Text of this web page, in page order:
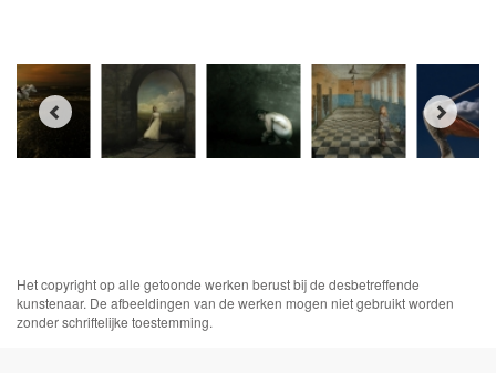
Het copyright op alle getoonde werken berust bij de desbetreffende
kunstenaar. De afbeeldingen van de werken mogen niet gebruikt worden
zonder schriftelijke toestemming.